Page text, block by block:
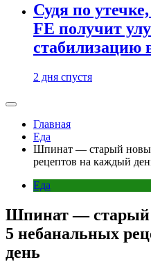
Судя по
FE получит
стабилизацию
2 дня спустя
Главная
Еда
Шпинат — старый
рецептов на каждый
Еда
Шпинат — старый
5 небанальных
день